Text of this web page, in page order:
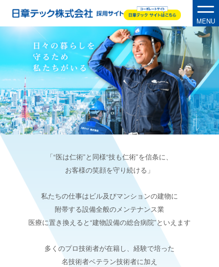
MENU
・RECRUI T
・ABOUT US
事業内容
・PEOPLE
S T
「“医は仁術”と同様“技も仁術”を信条に、
お客様の笑顔を守り続ける」
私たちの仕事はビル及びマンションの建物に
附帯する設備全般のメンテナンス業
医療に置き換えると“建物設備の総合病院”といえます
多くのプロ技術者が在籍し、経験で培った
名技術者ベテラン技術者に加え